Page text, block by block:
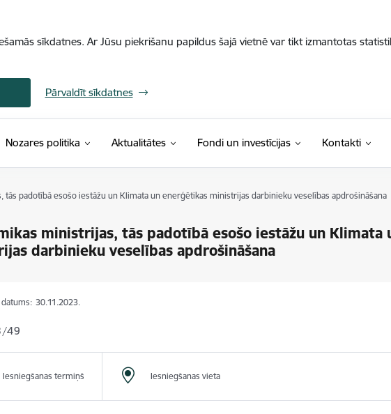
sīkdatnes. Ar Jūsu piekrišanu papildus šajā vietnē var tikt izmantotas
Pārvaldīt sīkdatnes
Nozares politika Aktualitātes Fondi un investīcijas Kontakti
tās padotībā esošo iestāžu un Klimata un enerģētikas ministrijas darbinieku veselības apdrošināšana
ministrijas, tās padotībā esošo iestāžu un Klimata
darbinieku veselības apdrošināšana
30.11.2023.
49
Iesniegšanas termiņš Iesniegšanas vieta